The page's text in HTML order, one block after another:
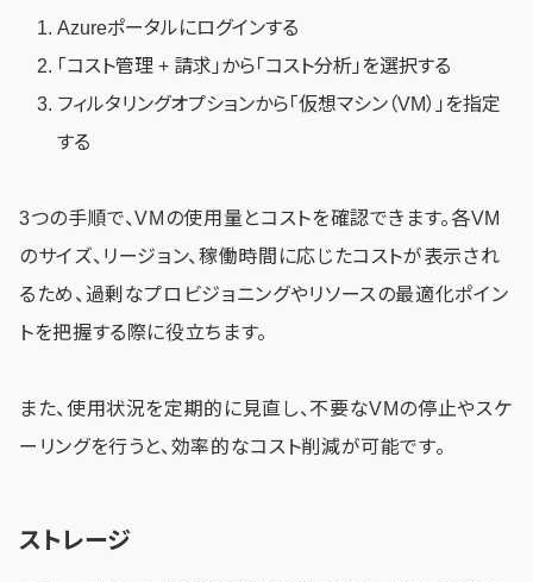
Azureポータルにログインする
「コスト管理 + 請求」から「コスト分析」を選択する
フィルタリングオプションから「仮想マシン（VM）」を指定
する
3つの手順で、VMの使用量とコストを確認できます。各VM
のサイズ、リージョン、稼働時間に応じたコストが表示され
るため、過剰なプロビジョニングやリソースの最適化ポイン
トを把握する際に役立ちます。
また、使用状況を定期的に見直し、不要なVMの停止やスケ
ーリングを行うと、効率的なコスト削減が可能です。
ストレージ